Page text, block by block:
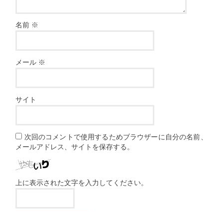
名前 ※
メール ※
サイト
次回のコメントで使用するためブラウザーに自分の名前、
メールアドレス、サイトを保存する。
上に表示された文字を入力してください。